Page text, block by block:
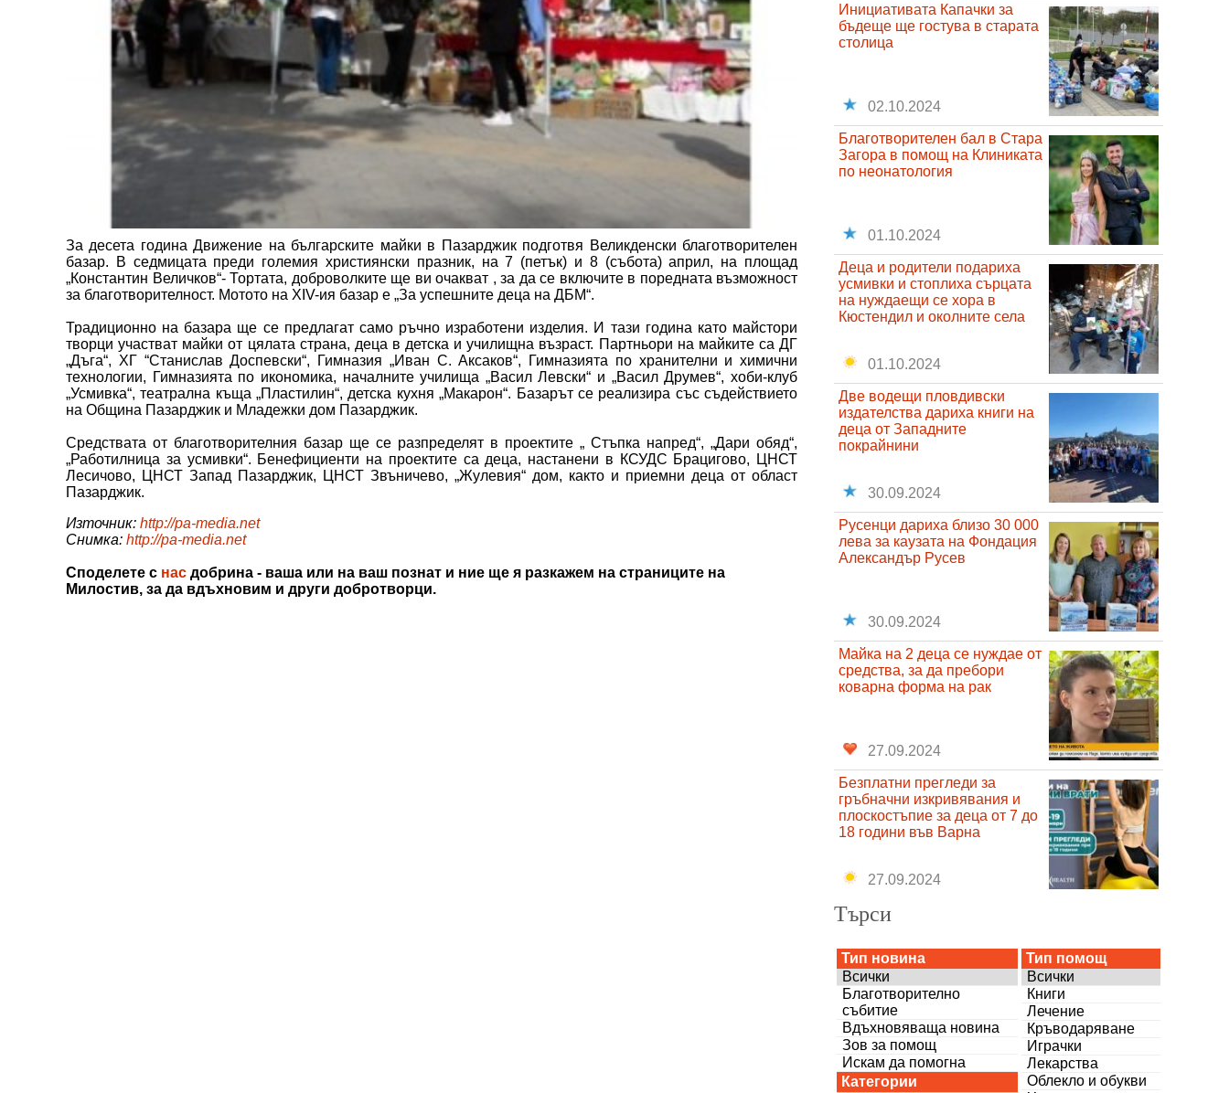
За десета година Движение на българските майки в Пазарджик подготвя Великденски благотворителен
базар. В седмицата преди големия християнски празник, на 7 (петък) и 8 (събота) април, на площад
„Константин Величков“- Тортата, доброволките ще ви очакват , за да се включите в поредната възможност
за благотворителност. Мотото на XIV-ия базар е „За успешните деца на ДБМ“.
Традиционно на базара ще се предлагат само ръчно изработени изделия. И тази година като майстори
творци участват майки от цялата страна, деца в детска и училищна възраст. Партньори на майките са ДГ
„Дъга“, ХГ “Станислав Доспевски“, Гимназия „Иван С. Аксаков“, Гимназията по хранителни и химични
технологии, Гимназията по икономика, началните училища „Васил Левски“ и „Васил Друмев“, хоби-клуб
„Усмивка“, театрална къща „Пластилин“, детска кухня „Макарон“. Базарът се реализира със съдействието
на Община Пазарджик и Младежки дом Пазарджик.
Средствата от благотворителния базар ще се разпределят в проектите „ Стъпка напред“, „Дари обяд“,
„Работилница за усмивки“. Бенефициенти на проектите са деца, настанени в КСУДС Брацигово, ЦНСТ
Лесичово, ЦНСТ Запад Пазарджик, ЦНСТ Звъничево, „Жулевия“ дом, както и приемни деца от област
Пазарджик.
Източник: http://pa-media.net
Снимка: http://pa-media.net
Споделете с нас добрина - ваша или на ваш познат и ние ще я разкажем на страниците на
Милостив, за да вдъхновим и други добротворци.
Инициативата Капачки за
бъдеще ще гостува в старата
столица
02.10.2024
Благотворителен бал в Стара
Загора в помощ на Клиниката
по неонатология
01.10.2024
Деца и родители подариха
усмивки и стоплиха сърцата
на нуждаещи се хора в
Кюстендил и околните села
01.10.2024
Две водещи пловдивски
издателства дариха книги на
деца от Западните
покрайнини
30.09.2024
Русенци дариха близо 30 000
лева за каузата на Фондация
Александър Русев
30.09.2024
Майка на 2 деца се нуждае от
средства, за да пребори
коварна форма на рак
27.09.2024
Безплатни прегледи за
гръбначни изкривявания и
плоскостъпие за деца от 7 до
18 години във Варна
27.09.2024
Търси
Тип новина
Всички
Благотворително
събитие
Вдъхновяваща новина
Зов за помощ
Искам да помогна
Категории
Тип помощ
Всички
Книги
Лечение
Кръводаряване
Играчки
Лекарства
Облекло и обукви